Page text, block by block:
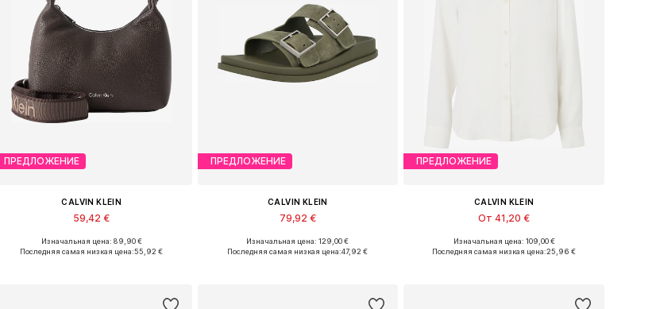
ПРЕДЛОЖЕНИЕ
CALVIN KLEIN
59,42 €
Доступные размеры: One Size
Изначальная цена: 89,90 €
Последняя самая низкая цена:55,92 €
ПРЕДЛОЖЕНИЕ
CALVIN KLEIN
79,92 €
Доступные размеры: 36, 37, 38, 39, 40
Изначальная цена: 129,00 €
Последняя самая низкая цена:47,92 €
ПРЕДЛОЖЕНИЕ
CALVIN KLEIN
От 41,20 €
Доступные размеры: XS, S, M, L, XL
Изначальная цена: 109,00 €
Последняя самая низкая цена:25,96 €